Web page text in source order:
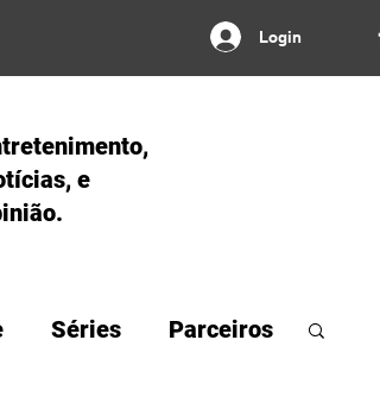
Login
e
Séries Parceiros